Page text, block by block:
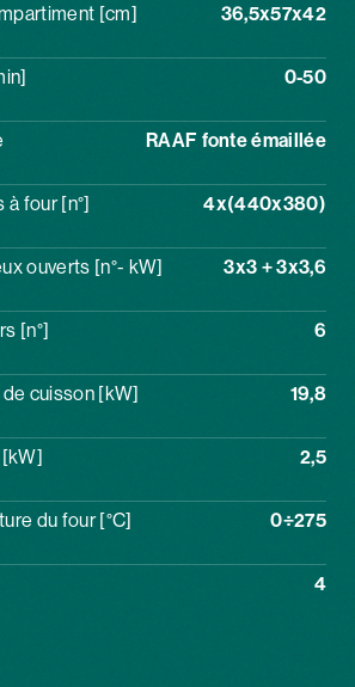
[cm] 36,5x57x42
0-50
RAAF fonte émaillée
four [n°] 4x(440x380)
ouverts [n°- kW] 3x3 + 3x3,6
[n°] 6
cuisson [kW] 19,8
[kW] 2,5
du four [°C] 0÷275
4